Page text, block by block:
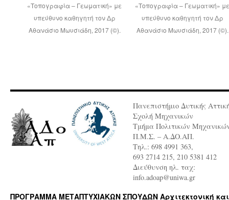
«Τοπογραφία – Γεωματική» με
υπεύθυνο καθηγητή τον Δρ
Αθανάσιο Μωυσιάδη, 2017 (©).
«Τοπογραφία – Γεωματική»
υπεύθυνο καθηγητή τον Δρ
Αθανάσιο Μωυσιάδη, 2017 (©).
Πανεπιστήμιο Δυτικής
Σχολή Μηχανικών
Τμήμα Πολιτικών
Π.Μ.Σ. – Α.ΔΟ.ΑΠ.
Τηλ.: 698 4991 363,
693 2714 215, 210 5381 412
Διεύθυνση ηλ. ταχ:
info.adoap@uniwa.gr
ΠΡΟΓΡΑΜΜΑ ΜΕΤΑΠΤΥΧΙΑΚΩΝ ΣΠΟΥΔΩΝ Αρχιτεκτονική